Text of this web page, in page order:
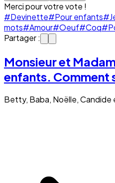
Merci pour votre vote !
#Devinette#Pour enfants
mots#Amour#Oeuf#Coq
Partager :
Monsieur et
enfants. Comment
Betty, Baba, Noëlle, Candide